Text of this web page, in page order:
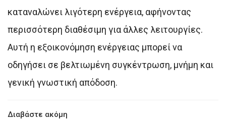
καταναλώνει λιγότερη ενέργεια, αφήνοντας
περισσότερη διαθέσιμη για άλλες λειτουργίες.
Αυτή η εξοικονόμηση ενέργειας μπορεί να
οδηγήσει σε βελτιωμένη συγκέντρωση, μνήμη και
γενική γνωστική απόδοση.
Διαβάστε ακόμη